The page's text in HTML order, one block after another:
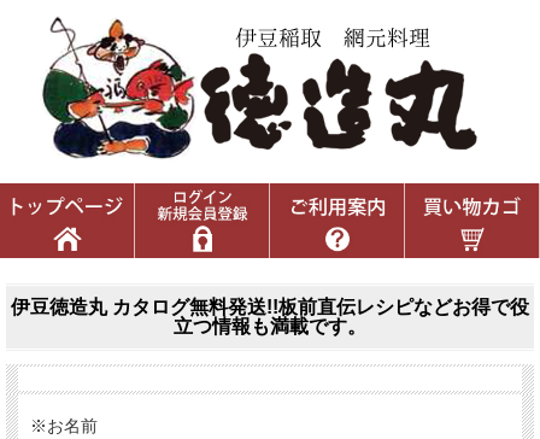
伊豆徳造丸 カタログ無料発送!!板前直伝レシピなどお得で役
立つ情報も満載です。
※お名前